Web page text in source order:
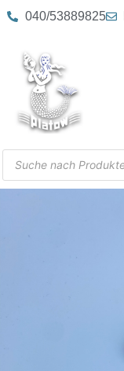
040/53889825